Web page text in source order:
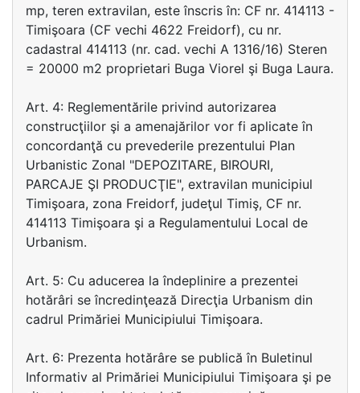
mp, teren extravilan, este înscris în: CF nr. 414113 -
Timişoara (CF vechi 4622 Freidorf), cu nr.
cadastral 414113 (nr. cad. vechi A 1316/16) Steren
= 20000 m2 proprietari Buga Viorel şi Buga Laura.
Art. 4: Reglementările privind autorizarea
construcţiilor şi a amenajărilor vor fi aplicate în
concordanţă cu prevederile prezentului Plan
Urbanistic Zonal "DEPOZITARE, BIROURI,
PARCAJE ŞI PRODUCŢIE", extravilan municipiul
Timişoara, zona Freidorf, judeţul Timiş, CF nr.
414113 Timişoara şi a Regulamentului Local de
Urbanism.
Art. 5: Cu aducerea la îndeplinire a prezentei
hotărâri se încredinţează Direcţia Urbanism din
cadrul Primăriei Municipiului Timişoara.
Art. 6: Prezenta hotărâre se publică în Buletinul
Informativ al Primăriei Municipiului Timişoara şi pe